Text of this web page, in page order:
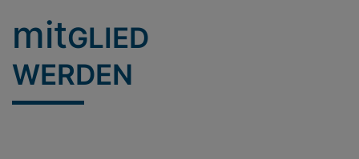
mitGLIED
WERDEN